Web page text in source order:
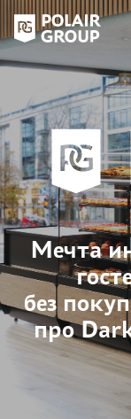
Мечта
без
про